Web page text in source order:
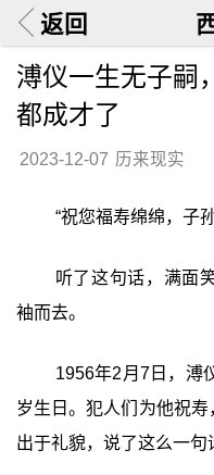
返回
溥仪一生无子嗣
都成才了
2023-12-07 历来现实
“祝您福寿绵绵，子
听了这句话，满面
袖而去。
1956年2月7日，溥
岁生日。犯人们为他祝
出于礼貌，说了这么一句